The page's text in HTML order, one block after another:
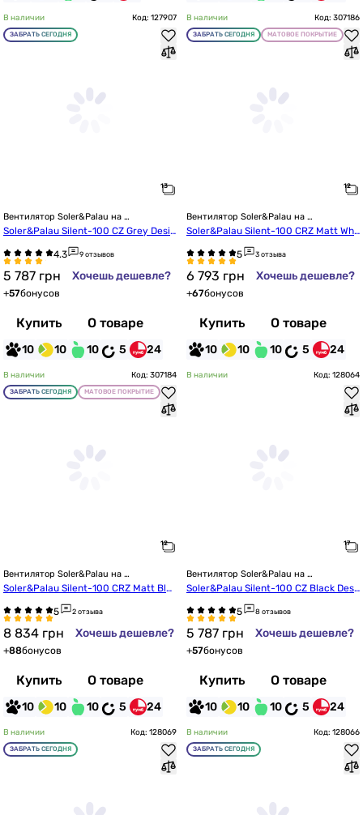
В наличии Код: 127907
ЗАБРАТЬ СЕГОДНЯ
Вентилятор Soler&Palau на
подшипниках
Soler&Palau Silent-100 CZ Grey Desig
n-4C (5210607300)
9 отзывов
5 787 грн Хочешь дешевле?
+57бонусов
Купить О товаре
10 10 10 5 24
В наличии Код: 307186
ЗАБРАТЬ СЕГОДНЯ МАТОВОЕ ПОКРЫТИЕ
Вентилятор Soler&Palau на
подшипниках
Soler&Palau Silent-100 CRZ Matt Whi
te Design-4C
3 отзыва
6 793 грн Хочешь дешевле?
+67бонусов
Купить О товаре
10 10 10 5 24
В наличии Код: 307184
ЗАБРАТЬ СЕГОДНЯ МАТОВОЕ ПОКРЫТИЕ
Вентилятор Soler&Palau на
подшипниках
Soler&Palau Silent-100 CRZ Matt Bla
ck Design-4C
2 отзыва
8 834 грн Хочешь дешевле?
+88бонусов
Купить О товаре
10 10 10 5 24
В наличии Код: 128064
Вентилятор Soler&Palau на
подшипниках
Soler&Palau Silent-100 CZ Black Desi
gn-4C (5210607400)
8 отзывов
5 787 грн Хочешь дешевле?
+57бонусов
Купить О товаре
10 10 10 5 24
В наличии Код: 128069
ЗАБРАТЬ СЕГОДНЯ
В наличии Код: 128066
ЗАБРАТЬ СЕГОДНЯ